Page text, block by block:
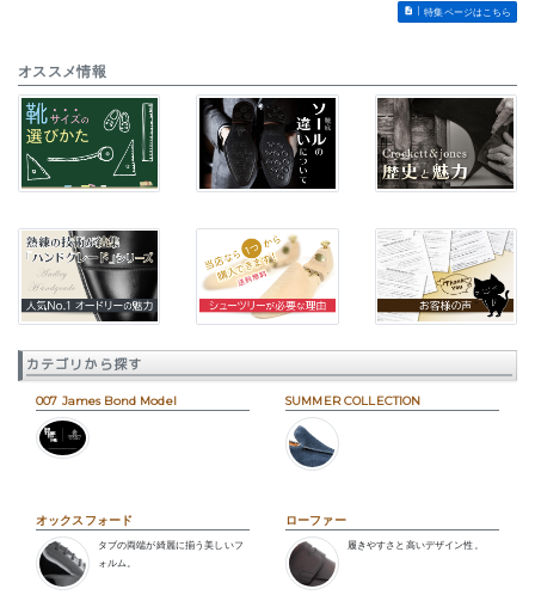
特集ページはこちら
オススメ情報
カテゴリから探す
007 James Bond Model SUMMER COLLECTION
オックスフォード
タブの両端が綺麗に揃う美しいフ
ォルム。
ローファー
履きやすさと高いデザイン性。